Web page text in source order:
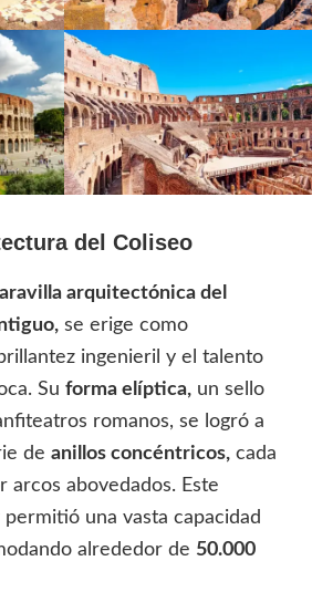
del Coliseo
arquitectónica del
se erige como
ingenieril y el talento
Su forma elíptica, un sello
romanos, se logró a
de anillos concéntricos, cada
arcos abovedados. Este
una vasta capacidad
alrededor de 50.000